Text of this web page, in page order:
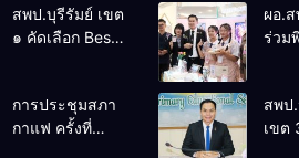
สพป.บุรีรัมย์ เขต
๑ คัดเลือก Best
Education
ผอ.ส
ร่วม
โคร
ระร
การประชุมสภา
กาแฟ ครั้งที่
สพป
เขต